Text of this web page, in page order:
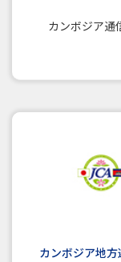
カンボジア
カンボジア地方